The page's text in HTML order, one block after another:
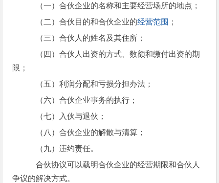
（一）合伙企业的名称和主要经营场所的地点；
（二）合伙目的和合伙企业的经营范围 ；
（三）合伙人的姓名及其住所；
（四）合伙人出资的方式、数额和缴付出资的期
限；
（五）利润分配和亏损分担办法；
（六）合伙企业事务的执行；
（七）入伙与退伙；
（八）合伙企业的解散与清算；
（九）违约责任。
合伙协议可以载明合伙企业的经营期限和合伙人
争议的解决方式。